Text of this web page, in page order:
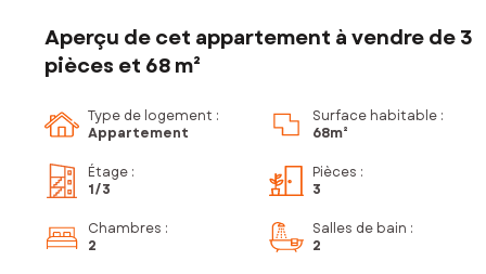
Aperçu de cet appartement à vendre de 3
pièces et 68 m²
Type de logement :
Appartement
Surface habitable :
68m²
Étage :
1/3
Pièces :
3
Chambres :
2
Salles de bain :
2